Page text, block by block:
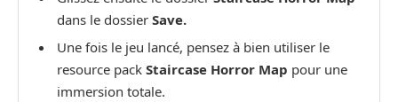
dans le dossier Save.
Une fois le jeu lancé, pensez à bien utiliser le
resource pack Staircase Horror Map pour une
immersion totale.